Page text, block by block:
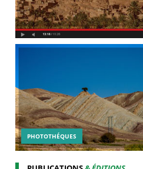
PHOTOTHÉQUES